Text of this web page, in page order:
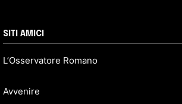
SITI AMICI
L’Osservatore Romano
Avvenire